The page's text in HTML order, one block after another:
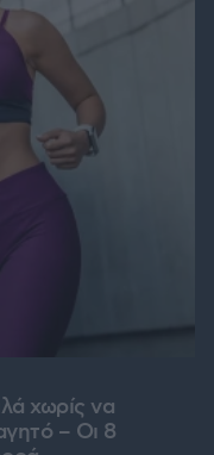
χωρίς να
– Οι 8